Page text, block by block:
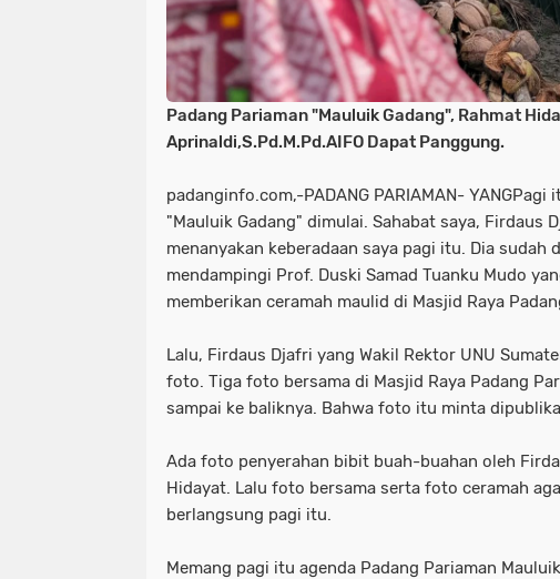
Padang Pariaman "Mauluik Gadang", Rahmat
Aprinaldi,S.Pd.M.Pd.AIFO Dapat Panggung.
padanginfo.com,-PADANG PARIAMAN- YANGPagi
"Mauluik Gadang" dimulai. Sahabat saya, Firdaus
menanyakan keberadaan saya pagi itu. Dia sudah
mendampingi Prof. Duski Samad Tuanku Mudo
memberikan ceramah maulid di Masjid Raya
Lalu, Firdaus Djafri yang Wakil Rektor UNU
foto. Tiga foto bersama di Masjid Raya Padang
sampai ke baliknya. Bahwa foto itu minta
Ada foto penyerahan bibit buah-buahan oleh
Hidayat. Lalu foto bersama serta foto ceramah
berlangsung pagi itu.
Memang pagi itu agenda Padang Pariaman